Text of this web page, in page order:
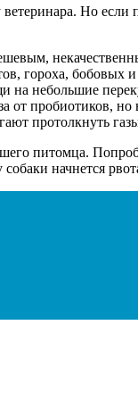
Но
гороха, бобовых
небольшие
от пробиотиков,
протолкнуть
питомца.
начнется